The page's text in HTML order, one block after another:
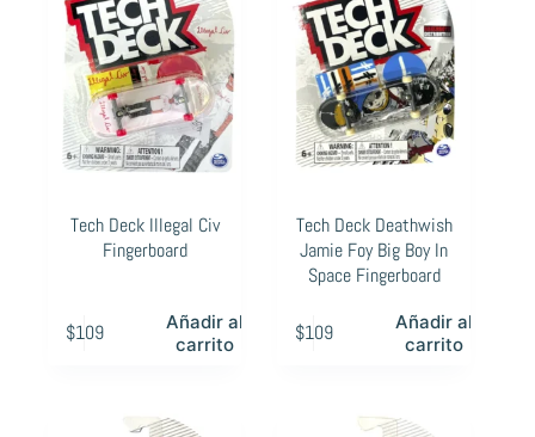
Tech Deck Illegal Civ
Fingerboard
$109
Añadir al
carrito
Tech Deck Deathwish
Jamie Foy Big Boy In
Space Fingerboard
$109
Añadir al
carrito